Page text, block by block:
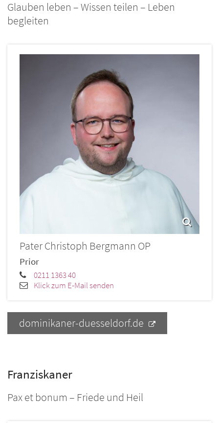
Glauben leben – Wissen teilen – Leben
begleiten
Pater Christoph Bergmann OP
Prior
0211 1363 40
Klick zum E-Mail senden
dominikaner-duesseldorf.de
Franziskaner
Pax et bonum – Friede und Heil